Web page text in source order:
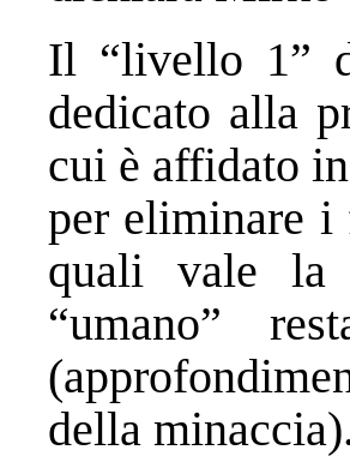
Il “livello 1”
dedicato alla
cui è affidato
per eliminare
quali vale la
“umano”
della